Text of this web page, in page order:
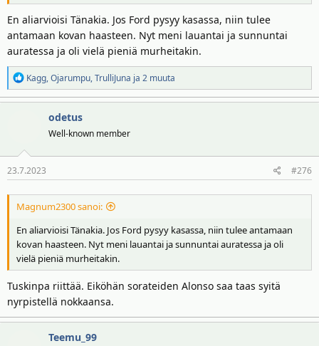
En aliarvioisi Tänakia. Jos Ford pysyy kasassa, niin tulee
antamaan kovan haasteen. Nyt meni lauantai ja sunnuntai
auratessa ja oli vielä pieniä murheitakin.
R
e
a
o
t
Kagg,Ojarumpu,TrulliJuna ja 2 muuta
odetus
Well-known member
23.7.2023 #276
Magnum2300 sanoi:
En aliarvioisi Tänakia. Jos Ford pysyy kasassa, niin tulee antamaan
kovan haasteen. Nyt meni lauantai ja sunnuntai auratessa ja oli
vielä pieniä murheitakin.
Tuskinpa riittää. Eiköhän sorateiden Alonso saa taas syitä
nyrpistellä nokkaansa.
Teemu_99